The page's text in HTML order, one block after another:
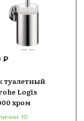
₽
туалетный
Logis
хром
10